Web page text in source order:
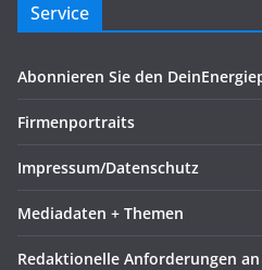
Service
Abonnieren Sie den
Firmenportraits
Impressum/Datenschutz
Mediadaten + Themen
Redaktionelle Anforderungen